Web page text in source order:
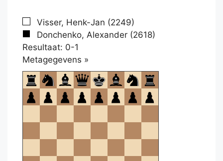
Visser, Henk-Jan (2249)
Donchenko, Alexander (2618)
Resultaat: 0-1
Metagegevens »
om
te
openen.